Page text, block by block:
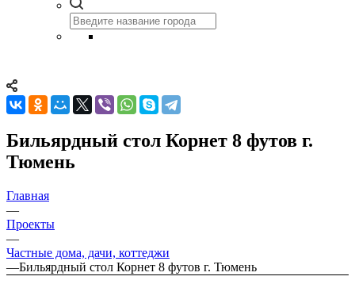
Бильярдный стол Корнет 8 футов г.
Тюмень
Главная
—
Проекты
—
Частные дома, дачи, коттеджи
—Бильярдный стол Корнет 8 футов г. Тюмень